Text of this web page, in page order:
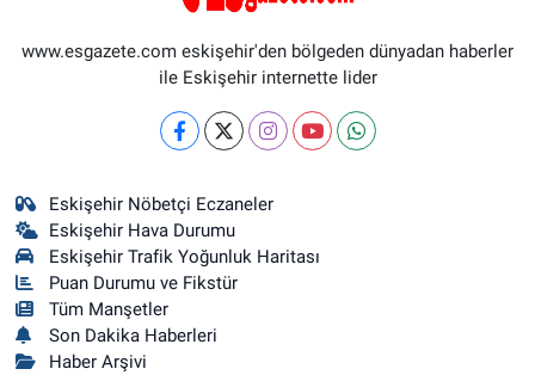
www.esgazete.com eskişehir'den bölgeden dünyadan haberler
ile Eskişehir internette lider
Eskişehir Nöbetçi Eczaneler
Eskişehir Hava Durumu
Eskişehir Trafik Yoğunluk Haritası
Puan Durumu ve Fikstür
Tüm Manşetler
Son Dakika Haberleri
Haber Arşivi